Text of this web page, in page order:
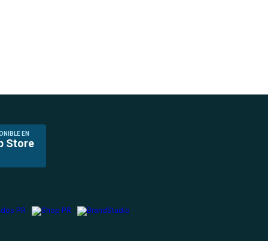
EN
Store